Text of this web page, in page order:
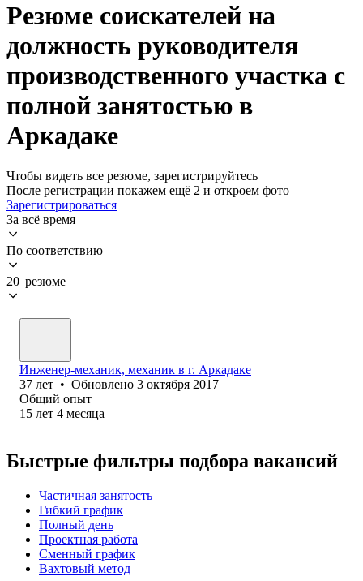
Резюме соискателей на
должность руководителя
производственного участка с
полной занятостью в
Аркадаке
Чтобы видеть все резюме, зарегистрируйтесь
После регистрации покажем ещё 2 и откроем фото
Зарегистрироваться
За всё время
По соответствию
20 резюме
Инженер-механик, механик в г. Аркадаке
37 лет • Обновлено 3 октября 2017
Общий опыт
15 лет 4 месяца
Быстрые фильтры подбора вакансий
Частичная занятость
Гибкий график
Полный день
Проектная работа
Сменный график
Вахтовый метод